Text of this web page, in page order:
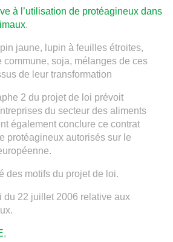
à l’utilisation de protéagineux dans
.
jaune, lupin à feuilles étroites,
commune, soja, mélanges de ces
de leur transformation
2 du projet de loi prévoit
du secteur des aliments
également conclure ce contrat
protéagineux autorisés sur le
des motifs du projet de loi.
du 22 juillet 2006 relative aux
,